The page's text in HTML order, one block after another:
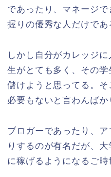
であったり、マネージ
握りの優秀な人だけであ
しかし自分がカレッジ
生がとても多く、その
儲けようと思ってる。
必要もないと言わんばか
ブロガーであったり、
りするのが有名だが、
に稼げるようになるご時